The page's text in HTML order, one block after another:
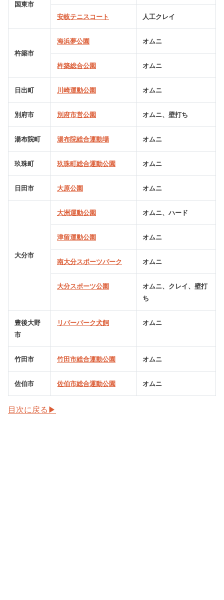
国東市
安岐テニスコート
人工クレイ
杵築市
海浜夢公園 オムニ
杵築総合公園 オムニ
日出町 川崎運動公園 オムニ
別府市 別府市営公園 オムニ、壁打ち
湯布院町 湯布院総合運動場 オムニ
玖珠町 玖珠町総合運動公園 オムニ
日田市 大原公園 オムニ
大分市
大洲運動公園 オムニ、ハード
津留運動公園 オムニ
南大分スポーツパーク オムニ
大分スポーツ公園
オムニ、クレイ、壁打
ち
豊後大野
市
リバーパーク犬飼 オムニ
竹田市 竹田市総合運動公園 オムニ
佐伯市 佐伯市総合運動公園 オムニ
目次に戻る▶